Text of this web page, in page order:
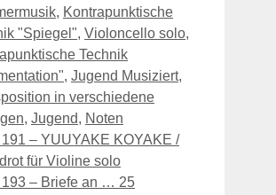
, Kontrapunktische
"Spiegel", Violoncello solo,
Technik
, Jugend Musiziert,
in verschiedene
, Jugend, Noten
– YUUYAKE KOYAKE /
für Violine solo
193 – Briefe an … 25